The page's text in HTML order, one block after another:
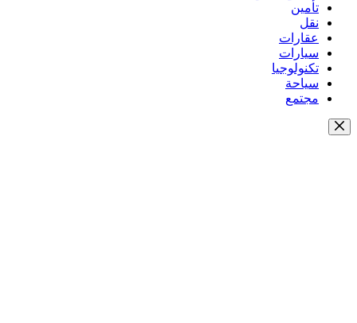
تأمين
نقل
عقارات
سيارات
تكنولوجيا
سياحة
مجتمع